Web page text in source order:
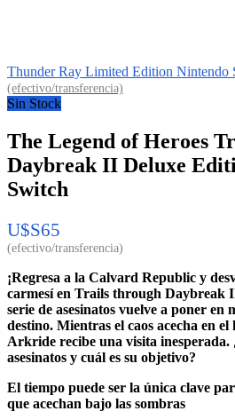
Thunder Ray Limited Edition Nintendo
Sin Stock
The Legend of Heroes
Daybreak II Deluxe
Switch
U$S65
¡Regresa a la Calvard Republic y
carmesí en Trails through Daybreak
serie de asesinatos vuelve a poner en
destino. Mientras el caos acecha en
Arkride recibe una visita inesperada.
asesinatos y cuál es su objetivo?
El tiempo puede ser la única clave
que acechan bajo las sombras